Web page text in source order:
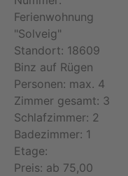
Ferienwohnung
"Solveig"
Standort: 18609
Binz auf Rügen
Personen: max. 4
Zimmer gesamt: 3
Schlafzimmer: 2
Badezimmer: 1
Etage:
Preis: ab 75,00